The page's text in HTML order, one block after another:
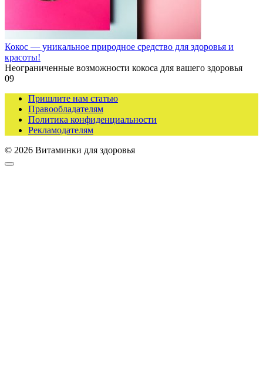
Кокос — уникальное природное средство для здоровья и
красоты!
Неограниченные возможности кокоса для вашего здоровья
09
Пришлите нам статью
Правообладателям
Политика конфиденциальности
Рекламодателям
© 2026 Витаминки для здоровья